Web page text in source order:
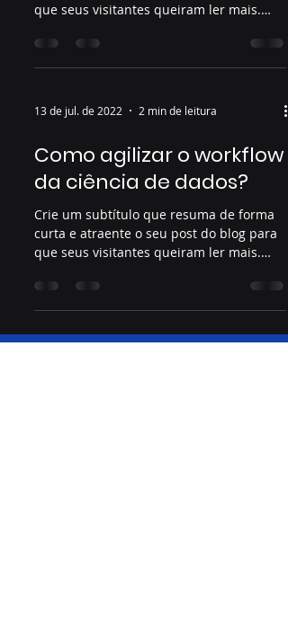
que seus visitantes queiram ler mais.
13 de jul. de 2022 2 min de leitura
Como agilizar o workflow
da ciência de dados?
Crie um subtítulo que resuma de forma
curta e atraente o seu post do blog para
que seus visitantes queiram ler mais.